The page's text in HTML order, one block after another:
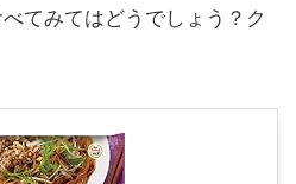
てみてはどうでしょう？ク